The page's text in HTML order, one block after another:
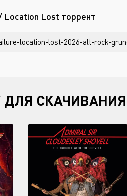
Location Lost торрент
location-lost-2026-alt-rock-